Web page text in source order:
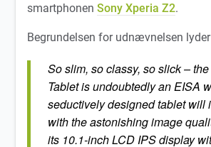
smartphonenSony Xperia Z2.
Begrundelsen for udnævnelsen
So slim, so classy, so slick –
Tablet is undoubtedly an EISA
seductively designed tablet will
with the astonishing image
its 10.1-inch LCD IPS display